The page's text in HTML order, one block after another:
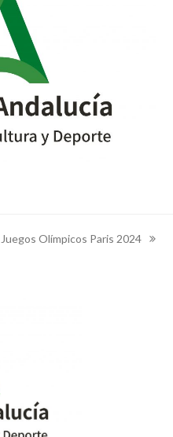
next
Juegos Olímpicos Paris 2024